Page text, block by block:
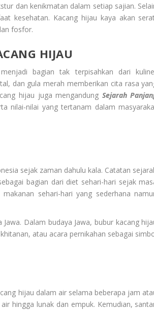
dan kenikmatan dalam setiap sajian.
kesehatan. Kacang hijau kaya akan
fosfor.
HIJAU
bagian tak terpisahkan dari
dan gula merah memberikan cita rasa
hijau juga mengandung Sejarah
nilai-nilai yang tertanam dalam
sejak zaman dahulu kala. Catatan
bagian dari diet sehari-hari sejak
sehari-hari yang sederhana
Dalam budaya Jawa, bubur kacang
atau acara pernikahan sebagai
hijau dalam air selama beberapa jam
hingga lunak dan empuk. Kemudian,